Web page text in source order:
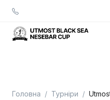
Головна Турніри